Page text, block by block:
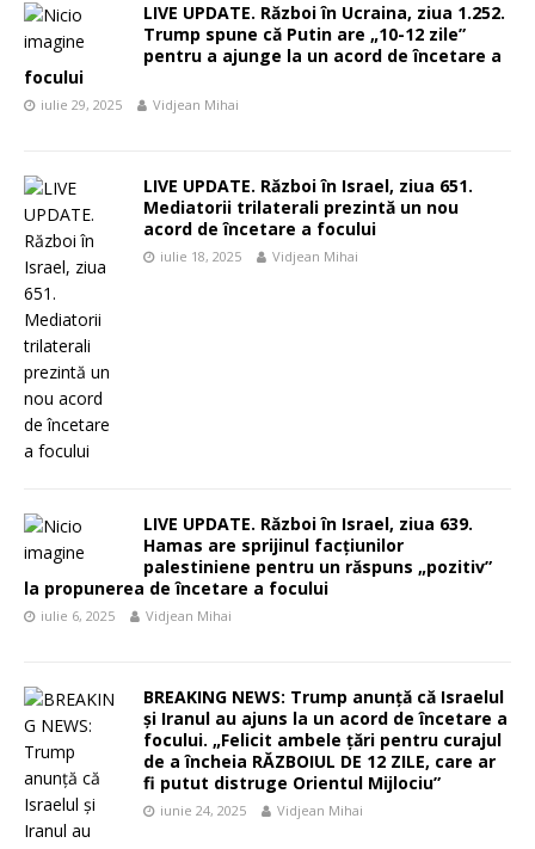
LIVE UPDATE. Război în Ucraina, ziua 1.252.
Trump spune că Putin are „10-12 zile”
pentru a ajunge la un acord de încetare a
focului
iulie 29, 2025 Vidjean Mihai
LIVE UPDATE. Război în Israel, ziua 651.
Mediatorii trilaterali prezintă un nou
acord de încetare a focului
iulie 18, 2025 Vidjean Mihai
LIVE UPDATE. Război în Israel, ziua 639.
Hamas are sprijinul facțiunilor
palestiniene pentru un răspuns „pozitiv”
la propunerea de încetare a focului
iulie 6, 2025 Vidjean Mihai
BREAKING NEWS: Trump anunță că Israelul
și Iranul au ajuns la un acord de încetare a
focului. „Felicit ambele țări pentru curajul
de a încheia RĂZBOIUL DE 12 ZILE, care ar
fi putut distruge Orientul Mijlociu”
iunie 24, 2025 Vidjean Mihai